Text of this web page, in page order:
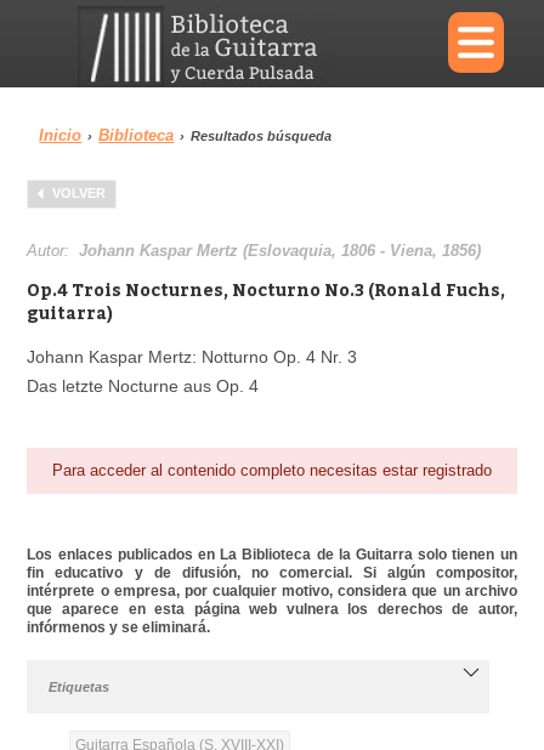
×
Menu
Biblioteca Diccionario
Área personal
Inicio › Biblioteca › Resultados búsqueda
VOLVER
Autor:Johann Kaspar Mertz (Eslovaquia, 1806 - Viena, 1856)
Op.4 Trois Nocturnes, Nocturno No.3 (Ronald Fuchs,
guitarra)
Johann Kaspar Mertz: Notturno Op. 4 Nr. 3
Das letzte Nocturne aus Op. 4
Para acceder al contenido completo necesitas estar registrado
Los enlaces publicados en La Biblioteca de la Guitarra solo tienen un
fin educativo y de difusión, no comercial. Si algún compositor,
intérprete o empresa, por cualquier motivo, considera que un archivo
que aparece en esta página web vulnera los derechos de autor,
infórmenos y se eliminará.
Etiquetas
Guitarra Española (S. XVIII-XXI)